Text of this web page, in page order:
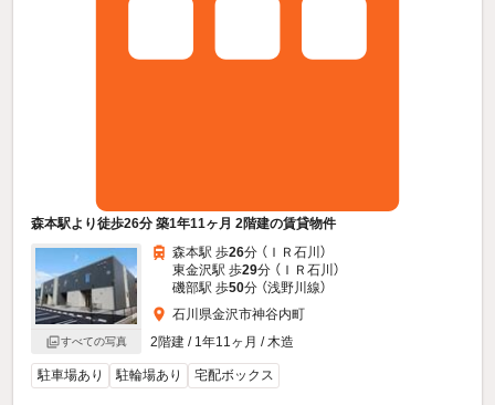
森本駅より徒歩26分 築1年11ヶ月 2階建の賃貸物件
すべての写真
森本駅 歩26分 （ＩＲ石川）
東金沢駅 歩29分 （ＩＲ石川）
磯部駅 歩50分 （浅野川線）
石川県金沢市神谷内町
2階建 / 1年11ヶ月 / 木造
駐車場あり 駐輪場あり 宅配ボックス